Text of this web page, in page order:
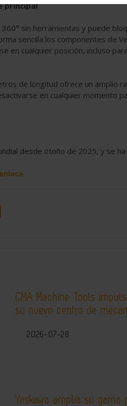
principal
sin herramientas y puede
sencilla los componentes de
en cualquier posición, incluso
de longitud ofrece un amplio
en cualquier momento
desde otoño de 2025, y se
enlace
CMA Machine Tools
su nuevo centro de
2026-07-28
Yaskawa amplía su